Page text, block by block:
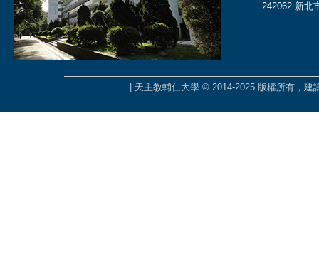
242062 新北
| 天主教輔仁大學 © 2014-2025 版權所有，